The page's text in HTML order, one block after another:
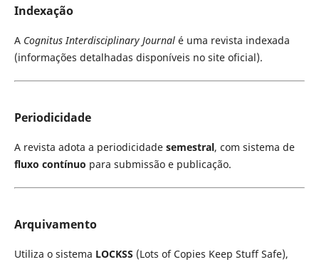
Indexação
A Cognitus Interdisciplinary Journalé uma revista indexada
(informações detalhadas disponíveis no site oficial).
Periodicidade
A revista adota a periodicidade semestral, com sistema de
fluxo contínuo para submissão e publicação.
Arquivamento
Utiliza o sistema LOCKSS (Lots of Copies Keep Stuff Safe),